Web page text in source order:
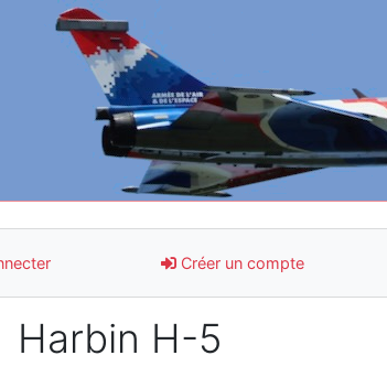
Créer un compte
Harbin H-5